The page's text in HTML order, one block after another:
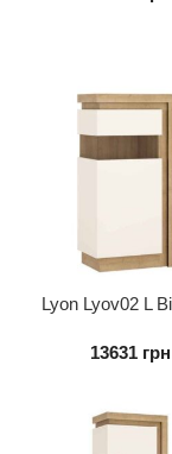
Lyon Lyov02 L
13631 грн